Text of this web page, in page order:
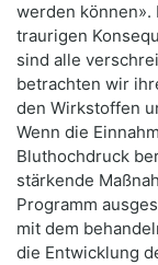
werden können».
traurigen
sind alle
betrachten wir
den Wirkstoffen
Wenn die
Bluthochdruck
stärkende
Programm
mit dem
die Entwicklung